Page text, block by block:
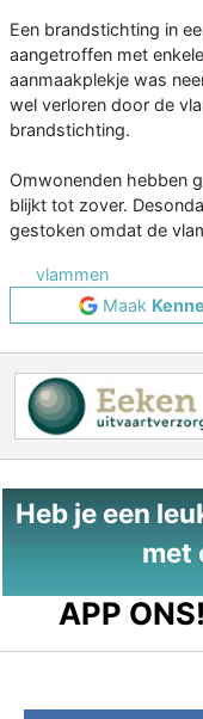
Een brandstichting in
aangetroffen met
aanmaakplekje was
wel verloren door de
brandstichting.
Omwonenden hebben
blijkt tot zover.
gestoken omdat de
vlammen
Maak
Heb je een
met
APP ONS!